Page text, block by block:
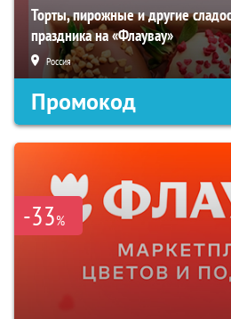
Торты, пирожные и другие
праздника на «Флаувау»
Россия
Промокод
-33%